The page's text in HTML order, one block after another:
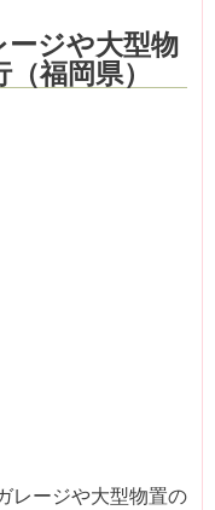
ジや大型物
福岡県）
レージや大型物置の